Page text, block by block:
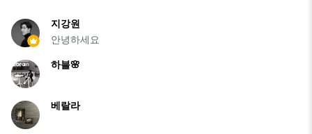
지강원
안녕하세요
하블🌸
베랄라